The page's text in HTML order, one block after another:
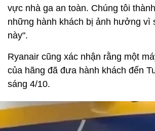
vực nhà ga an toàn. Chúng tôi
những hành khách bị ảnh hưởng vì
này".
Ryanair cũng xác nhận rằng một
của hãng đã đưa hành khách đến
sáng 4/10.